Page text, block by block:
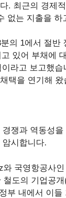
. 최근의 경제
없는 지출을 하
의 1에서 절반
있어 부채에
라고 보고했
택을 연기해 왔
쟁과 역동성
시합니다.
국영항공사
도의 기업공
부 내에서 이